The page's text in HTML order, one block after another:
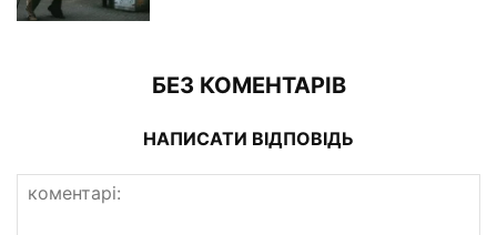
БЕЗ КОМЕНТАРІВ
НАПИСАТИ ВІДПОВІДЬ